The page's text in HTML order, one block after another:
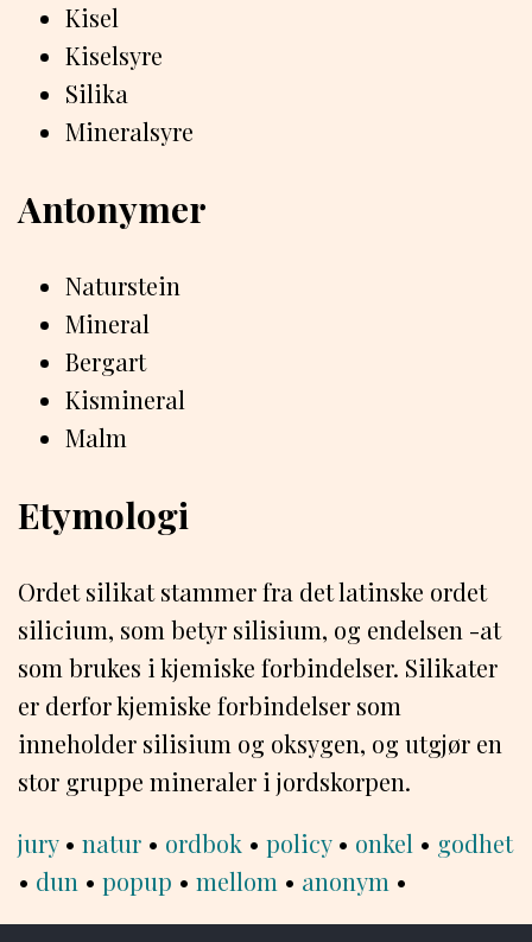
Kisel
Kiselsyre
Silika
Mineralsyre
Antonymer
Naturstein
Mineral
Bergart
Kismineral
Malm
Etymologi
Ordet silikat stammer fra det latinske ordet
silicium, som betyr silisium, og endelsen -at
som brukes i kjemiske forbindelser. Silikater
er derfor kjemiske forbindelser som
inneholder silisium og oksygen, og utgjør en
stor gruppe mineraler i jordskorpen.
jury• natur • ordbok • policy• onkel • godhet
• dun • popup • mellom • anonym •